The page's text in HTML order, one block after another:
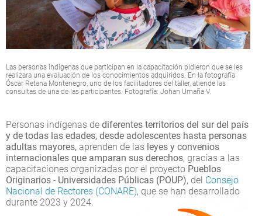
Las personas indígenas que participan en la capacitación pidieron que se les
realizara una evaluación de los conocimientos adquiridos. En la fotografía
Óscar Retana Montenegro, uno de los facilitadores del taller, atiende las
consultas de una de las participantes. Fotografía: Johan Umaña V.
Personas indígenas de diferentes territorios del sur del país
y de todas las edades, desde adolescentes hasta personas
adultas mayores, aprenden de las leyes y convenios
internacionales que amparan sus derechos, gracias a las
capacitaciones organizadas por el proyecto Pueblos
Originarios - Universidades Públicas (POUP), del Consejo
Nacional de Rectores (CONARE), que se han desarrollado
durante 2023 y 2024.